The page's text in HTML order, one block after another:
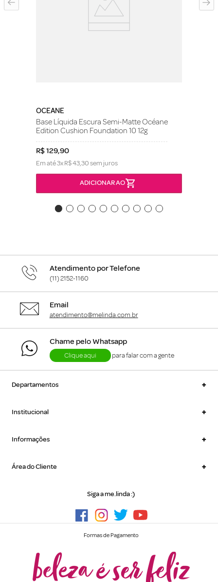
OCEANE
Base Líquida Escura Semi-Matte Océane
Edition Cushion Foundation 10 12g
R$129,90
Em até3xR$43,30sem juros
ADICIONAR AO
Atendimento por Telefone
(11) 2152-1160
Email
atendimento@melinda.com.br
Chame pelo Whatsapp
Clique aqui para falar com a gente
Departamentos +
Institucional +
Informações +
Área do Cliente +
Siga a me.linda :)
Formas de Pagamento